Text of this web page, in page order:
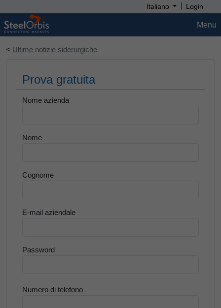
Italiano | Login
Menu
< Ultime notizie siderurgiche
Prova gratuita
Nome azienda
Nome
Cognome
E-mail aziendale
Password
Numero di telefono